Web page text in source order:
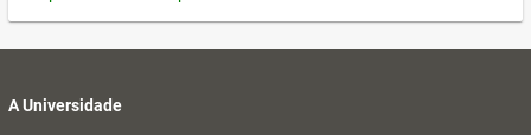
A Universidade